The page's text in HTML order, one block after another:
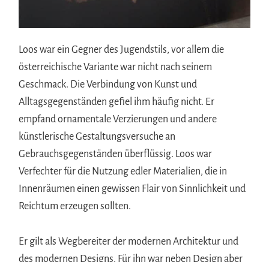
Loos war ein Gegner des Jugendstils, vor allem die
österreichische Variante war nicht nach seinem
Geschmack. Die Verbindung von Kunst und
Alltagsgegenständen gefiel ihm häufig nicht. Er
empfand ornamentale Verzierungen und andere
künstlerische Gestaltungsversuche an
Gebrauchsgegenständen überflüssig. Loos war
Verfechter für die Nutzung edler Materialien, die in
Innenräumen einen gewissen Flair von Sinnlichkeit und
Reichtum erzeugen sollten.
Er gilt als Wegbereiter der modernen Architektur und
des modernen Designs. Für ihn war neben Design aber